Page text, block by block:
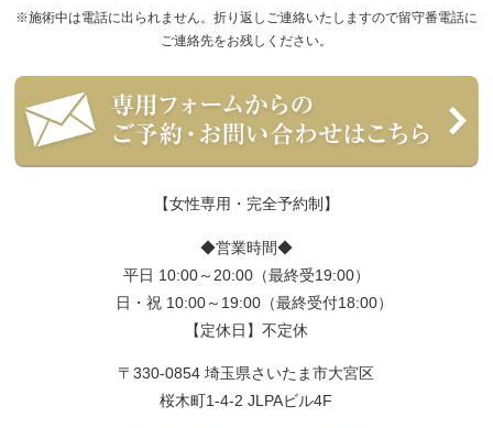
※施術中は電話に出られません。折り返しご連絡いたしますので留守番電話に
ご連絡先をお残しください。
【女性専用・完全予約制】
◆営業時間◆
平日 10:00～20:00（最終受19:00）
日・祝 10:00～19:00（最終受付18:00）
【定休日】不定休
〒330-0854 埼玉県さいたま市大宮区
桜木町1-4-2 JLPAビル4F